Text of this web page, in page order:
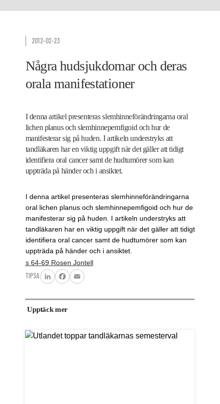
2012-02-23
Några hudsjukdomar och deras
orala manifestationer
I denna artikel presenteras slemhinneförändringarna oral
lichen planus och slemhinnepemfigoid och hur de
manifesterar sig på huden. I artikeln understryks att
tandläkaren har en viktig uppgift när det gäller att tidigt
identifiera oral cancer samt de hudtumörer som kan
uppträda på händer och i ansiktet.
I denna artikel presenteras slemhinneförändringarna
oral lichen planus och slemhinnepemfigoid och hur de
manifesterar sig på huden. I artikeln understryks att
tandläkaren har en viktig uppgift när det gäller att tidigt
identifiera oral cancer samt de hudtumörer som kan
uppträda på händer och i ansiktet.
s 64-69 Rosen Jontell
TIPSA
LinkedInFacebook
Email
Upptäck mer